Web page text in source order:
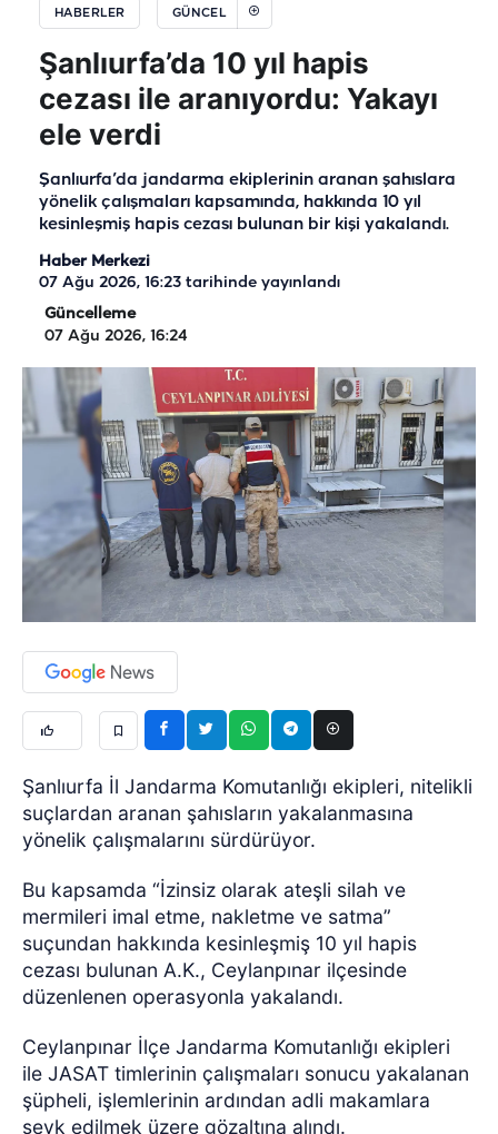
HABERLER GÜNCEL
Şanlıurfa’da 10 yıl hapis
cezası ile aranıyordu: Yakayı
ele verdi
Şanlıurfa’da jandarma ekiplerinin aranan şahıslara
yönelik çalışmaları kapsamında, hakkında 10 yıl
kesinleşmiş hapis cezası bulunan bir kişi yakalandı.
Haber Merkezi
07 Ağu 2026, 16:23 tarihinde yayınlandı
Güncelleme
07 Ağu 2026, 16:24
Şanlıurfa İl Jandarma Komutanlığı ekipleri, nitelikli
suçlardan aranan şahısların yakalanmasına
yönelik çalışmalarını sürdürüyor.
Bu kapsamda “İzinsiz olarak ateşli silah ve
mermileri imal etme, nakletme ve satma”
suçundan hakkında kesinleşmiş 10 yıl hapis
cezası bulunan A.K., Ceylanpınar ilçesinde
düzenlenen operasyonla yakalandı.
Ceylanpınar İlçe Jandarma Komutanlığı ekipleri
ile JASAT timlerinin çalışmaları sonucu yakalanan
şüpheli, işlemlerinin ardından adli makamlara
sevk edilmek üzere gözaltına alındı.